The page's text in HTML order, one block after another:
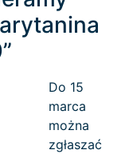
Do 15
marca
można
zgłaszać